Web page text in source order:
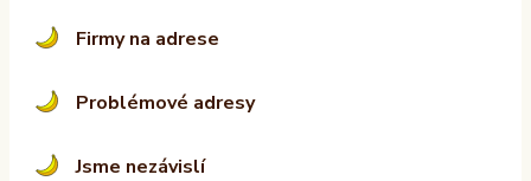
Firmy na adrese
Problémové adresy
Jsme nezávislí